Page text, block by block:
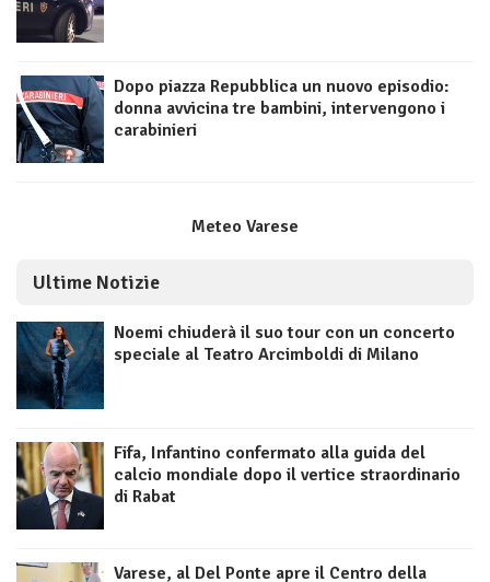
Dopo piazza Repubblica un nuovo episodio:
donna avvicina tre bambini, intervengono i
carabinieri
Meteo Varese
Ultime Notizie
Noemi chiuderà il suo tour con un concerto
speciale al Teatro Arcimboldi di Milano
Fifa, Infantino confermato alla guida del
calcio mondiale dopo il vertice straordinario
di Rabat
Varese, al Del Ponte apre il Centro della